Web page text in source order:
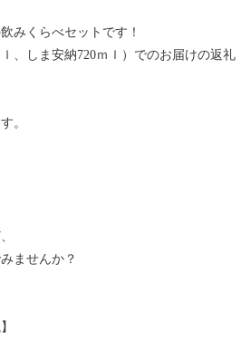
みくらべセットです！
、しま安納720ｍｌ）でのお届けの返礼
。
ませんか？